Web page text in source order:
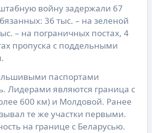
войну задержали 67
36 тыс. – на зеленой
– на пограничных постах, 4
пропуска с поддельными
паспортами
Лидерами являются граница с
600 км) и Молдовой. Ранее
те же участки первыми.
на границе с Беларусью.